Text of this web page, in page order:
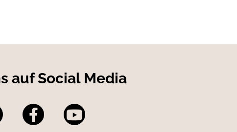
auf Social Media